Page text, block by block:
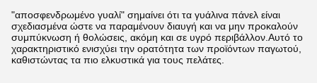
"αποσφενδρωμένο γυαλί" σημαίνει ότι τα γυάλινα πάνελ είναι
σχεδιασμένα ώστε να παραμένουν διαυγή και να μην προκαλούν
συμπύκνωση ή θολώσεις, ακόμη και σε υγρό περιβάλλον.Αυτό το
χαρακτηριστικό ενισχύει την ορατότητα των προϊόντων παγωτού,
καθιστώντας τα πιο ελκυστικά για τους πελάτες.